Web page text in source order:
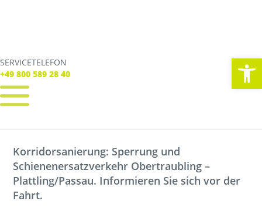
SERVICETELEFON
+49 800 589 28 40
SERVICE TELEFON
+49 800 589 28 40
Verbindungen
Tickets
Freizeit
Service
Unternehmen
Korridorsanierung: Sperrung und
Schienenersatzverkehr Obertraubling –
Plattling/Passau. Informieren Sie sich vor der
Fahrt.